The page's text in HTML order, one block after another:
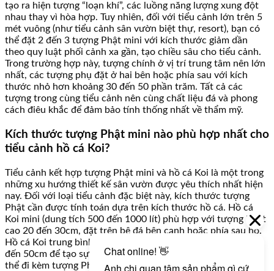
tạo ra hiện tượng “loạn khí”, các luồng năng lượng xung đột
nhau thay vì hòa hợp. Tuy nhiên, đối với tiểu cảnh lớn trên 5
mét vuông (như tiểu cảnh sân vườn biệt thự, resort), bạn có
thể đặt 2 đến 3 tượng Phật mini với kích thước giảm dần
theo quy luật phối cảnh xa gần, tạo chiều sâu cho tiểu cảnh.
Trong trường hợp này, tượng chính ở vị trí trung tâm nên lớn
nhất, các tượng phụ đặt ở hai bên hoặc phía sau với kích
thước nhỏ hơn khoảng 30 đến 50 phần trăm. Tất cả các
tượng trong cùng tiểu cảnh nên cùng chất liệu đá và phong
cách điêu khắc để đảm bảo tính thống nhất về thẩm mỹ.
Kích thước tượng Phật mini nào phù hợp nhất cho
tiểu cảnh hồ cá Koi?
Tiểu cảnh kết hợp tượng Phật mini và hồ cá Koi là một trong
những xu hướng thiết kế sân vườn được yêu thích nhất hiện
nay. Đối với loại tiểu cảnh đặc biệt này, kích thước tượng
Phật cần được tính toán dựa trên kích thước hồ cá. Hồ cá
Koi mini (dung tích 500 đến 1000 lít) phù hợp với tượng Phật
cao 20 đến 30cm, đặt trên bệ đá bên cạnh hoặc phía sau hồ.
Hồ cá Koi trung bình (1000 đến 3000 lít) cần tượng cao 30
đến 50cm để tạo sự cân đối. Hồ cá Koi lớn (trên 3000 lít) có
thể đi kèm tượng Phật cao từ 50cm trở lên. Điều quan trọng